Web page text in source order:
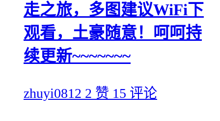
走之旅，多图建议WiFi下
观看，土豪随意！呵呵持
续更新~~~~~~~
zhuyi0812 2 赞 15 评论